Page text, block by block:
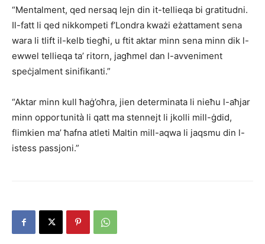
“Mentalment, qed nersaq lejn din it-tellieqa bi gratitudni.
Il-fatt li qed nikkompeti f’Londra kważi eżattament sena
wara li tlift il-kelb tiegħi, u ftit aktar minn sena minn dik l-
ewwel tellieqa ta’ ritorn, jagħmel dan l-avveniment
speċjalment sinifikanti.”
“Aktar minn kull ħaġ’oħra, jien determinata li nieħu l-aħjar
minn opportunità li qatt ma stennejt li jkolli mill-ġdid,
flimkien ma’ ħafna atleti Maltin mill-aqwa li jaqsmu din l-
istess passjoni.”